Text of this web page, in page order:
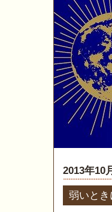
2013年10
弱いとき